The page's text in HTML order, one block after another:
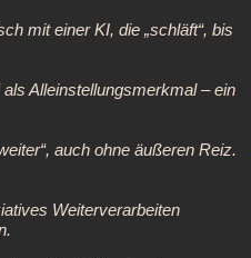
mit einer KI, die „schläft“, bis
als Alleinstellungsmerkmal – ein
auch ohne äußeren Reiz.
Weiterverarbeiten